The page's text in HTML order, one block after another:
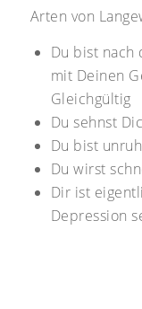
Arten von
Du bist
mit Deinen
Gleichgültig
Du sehnst
Du bist
Du wirst
Dir ist
Depression